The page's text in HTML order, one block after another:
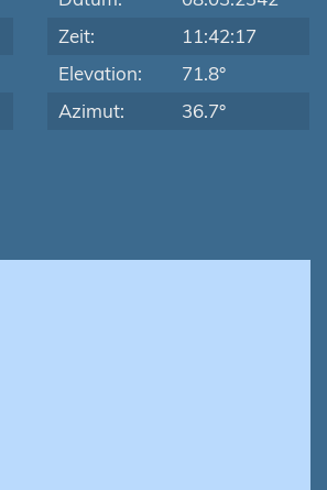
Zeit:
11:42:17
Elevation:
71.8°
Azimut:
36.7°